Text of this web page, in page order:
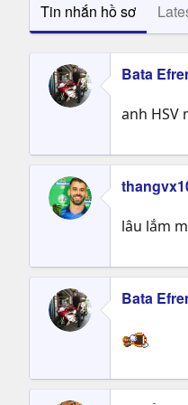
Tin nhắn hồ sơ
Bata
anh HSV
lâu lắm
Bata